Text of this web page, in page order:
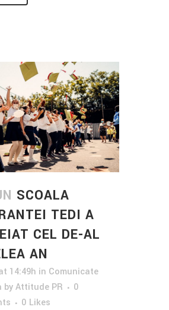
SCOALA
TEDI A
CEL DE-AL
AN
14:49h in Comunicate
byAttitude PR
0
0 Likes